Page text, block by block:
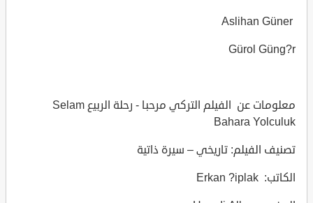
Gürol Güng?r
معلومات عن الفيلم التركي مرحبا - رحلة الربيع Selam
Bahara Yolculuk
تصنيف الفيلم: تاريخي – سيرة ذاتية
الكاتب: Erkan ?iplak